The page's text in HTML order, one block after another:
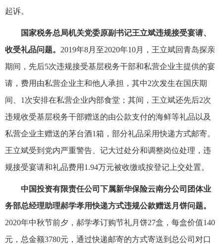
起诉。
国家税务总局机关党委原副书记王立斌违规接受宴请、
收受礼品问题。 2019年8月至2020年10月，王立斌回青岛探亲
期间，先后5次违规接受基层税务干部和私营企业主提供的宴
请，费用由私营企业主和他人承担，其中2次发生在国庆期
间、1次安排在私营企业内部食堂；其间，王立斌还先后2次
违规收受基层税务干部赠送的由公款支付的海鲜等礼品以及
私营企业主赠送的茅台酒1箱，部分礼品采用快递方式邮寄。
王立斌受到党内严重警告、记大过处分和调整岗位处理，违
规接受宴请和礼品费用1.94万元被收缴或按登记上交处置。
中国投资有限责任公司下属新华保险云南分公司团体业
务部总经理助理郝学孝用快递方式违规公款赠送月饼问题。
2020年中秋节前夕，郝学孝订购节礼月饼27盒，每盒价值140
元，总金额3780元，通过快递邮寄的方式寄送到总公司对口